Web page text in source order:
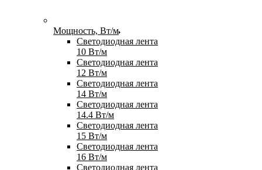
Мощность, Вт/м
Светодиодная лента
10 Вт/м
Светодиодная лента
12 Вт/м
Светодиодная лента
14 Вт/м
Светодиодная лента
14.4 Вт/м
Светодиодная лента
15 Вт/м
Светодиодная лента
16 Вт/м
Светодиодная лента